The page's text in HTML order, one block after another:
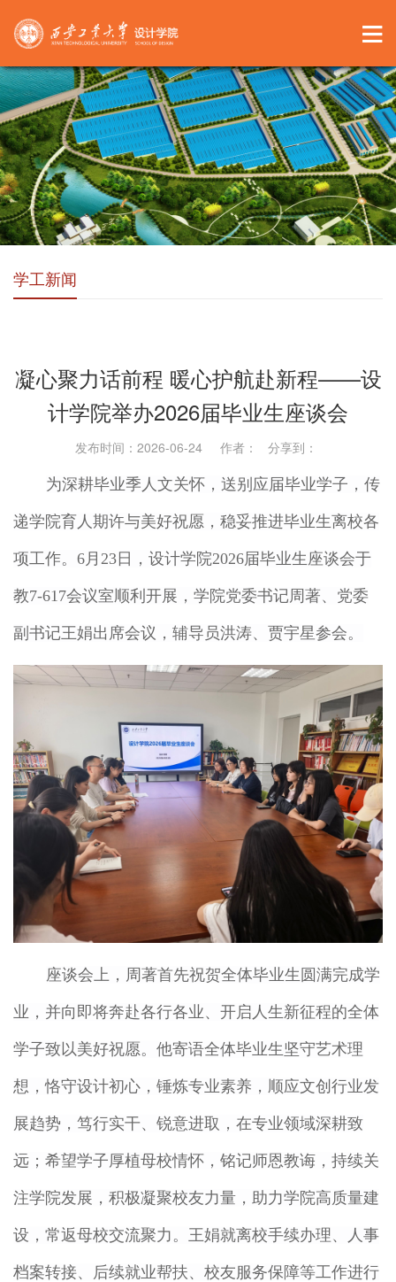
学工新闻
凝心聚力话前程 暖心护航赴新程——设
计学院举办2026届毕业生座谈会
发布时间：2026-06-24 作者： 分享到：
为深耕毕业季人文关怀，送别应届毕业学子，传
递学院育人期许与美好祝愿，稳妥推进毕业生离校各
项工作。6月23日，设计学院2026届毕业生座谈会于
教7-617会议室顺利开展，学院党委书记周著、党委
副书记王娟出席会议，辅导员洪涛、贾宇星参会。
座谈会上，周著首先祝贺全体毕业生圆满完成学
业，并向即将奔赴各行各业、开启人生新征程的全体
学子致以美好祝愿。他寄语全体毕业生坚守艺术理
想，恪守设计初心，锤炼专业素养，顺应文创行业发
展趋势，笃行实干、锐意进取，在专业领域深耕致
远；希望学子厚植母校情怀，铭记师恩教诲，持续关
注学院发展，积极凝聚校友力量，助力学院高质量建
设，常返母校交流聚力。王娟就离校手续办理、人事
档案转接、后续就业帮扶、校友服务保障等工作进行